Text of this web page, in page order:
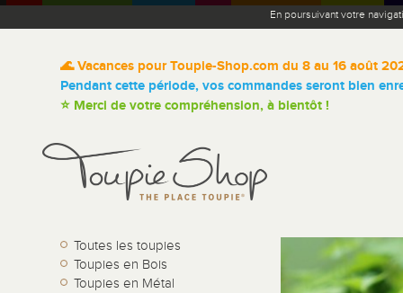
En poursuivant votre
🌊 Vacances pour Toupie-Shop.com du 8 au 16 août
Pendant cette période, vos commandes seront bien
⭐ Merci de votre compréhension, à bientôt !
Toutes les toupies
Toupies en Bois
Toupies en Métal